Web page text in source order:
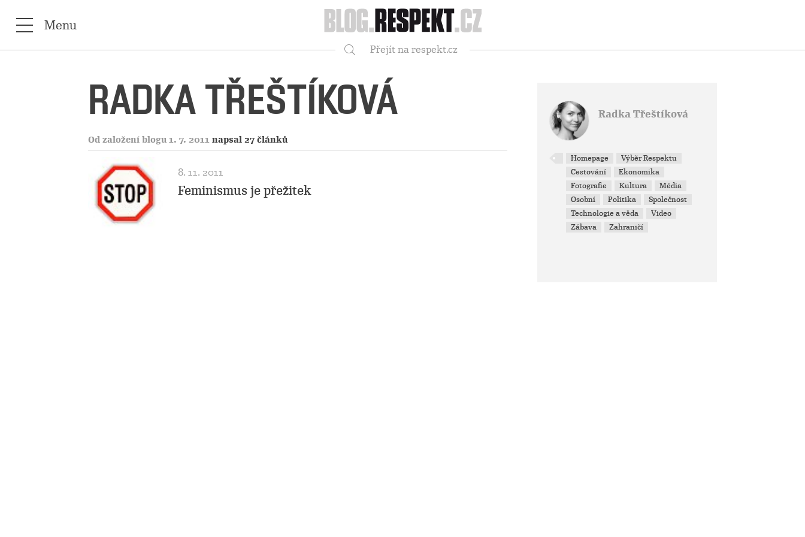
Respekt
Menu
Přejít na respekt.cz
RADKA TŘEŠTÍKOVÁ
Od založení blogu 1. 7. 2011 napsal 27 článků
8. 11. 2011
Feminismus je přežitek
Radka Třeštíková
Homepage
Výběr Respektu
Cestování
Ekonomika
Fotografie
Kultura
Média
Osobní
Politika
Společnost
Technologie a věda
Video
Zábava
Zahraničí